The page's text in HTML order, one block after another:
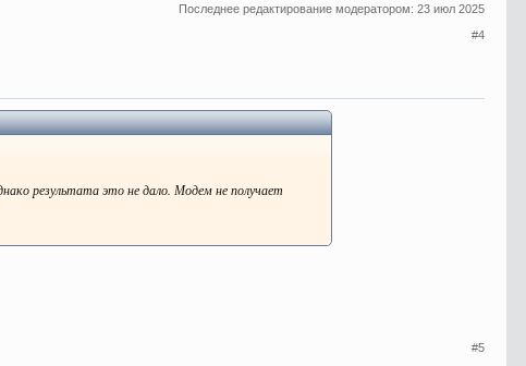
Последнее редактирование модератором: 23 июл 2025
#4
результата это не дало. Модем не получает
#5